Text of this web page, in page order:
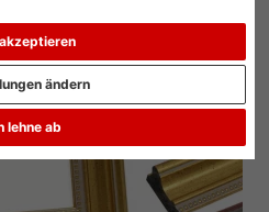
lehne ab
ändern